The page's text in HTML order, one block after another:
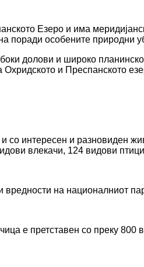
Езеро и има
поради особените природни
долови и широко
и Преспанското
со интересен и разновиден
влекачи, 124 видови
вредности на националниот
е претставен со преку